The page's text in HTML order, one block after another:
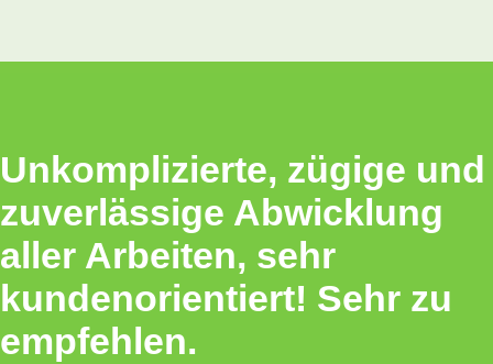
Unkomplizierte, zügige und
zuverlässige Abwicklung
aller Arbeiten, sehr
kundenorientiert! Sehr zu
empfehlen.